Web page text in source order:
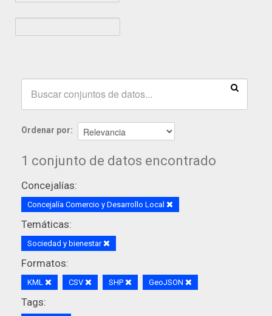
Ordenar por
1 conjunto de datos encontrado
Concejalías:
Concejalía Comercio y Desarrollo Local
Temáticas:
Sociedad y bienestar
Formatos:
KML CSV SHP GeoJSON
Tags: